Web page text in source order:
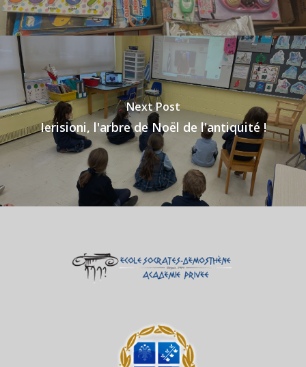
Next Post
Ierisioni, l'arbre de Noël de l'antiquité !